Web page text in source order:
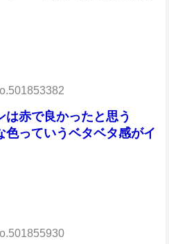
赤で良かったと思う
色っていうベタベタ感がイ